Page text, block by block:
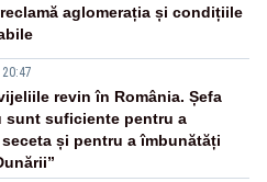
aglomerația și condițiile
revin în România. Șefa
sunt suficiente pentru a
și pentru a îmbunătăți